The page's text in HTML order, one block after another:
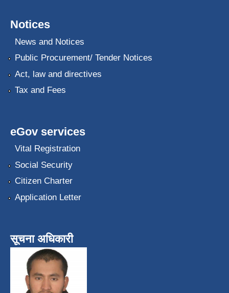
Notices
News and Notices
Public Procurement/ Tender Notices
Act, law and directives
Tax and Fees
eGov services
Vital Registration
Social Security
Citizen Charter
Application Letter
सूचना अधिकारी